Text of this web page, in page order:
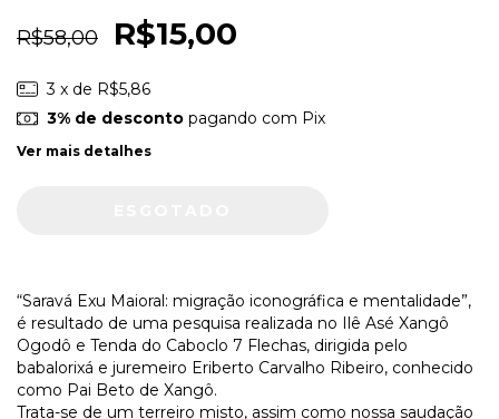
R$58,00 R$15,00
3 x de R$5,86
3% de descontopagando com Pix
Ver mais detalhes
“Saravá Exu Maioral: migração iconográfica e mentalidade”,
é resultado de uma pesquisa realizada no Ilê Asé Xangô
Ogodô e Tenda do Caboclo 7 Flechas, dirigida pelo
babalorixá e juremeiro Eriberto Carvalho Ribeiro, conhecido
como Pai Beto de Xangô.
Trata-se de um terreiro misto, assim como nossa saudação